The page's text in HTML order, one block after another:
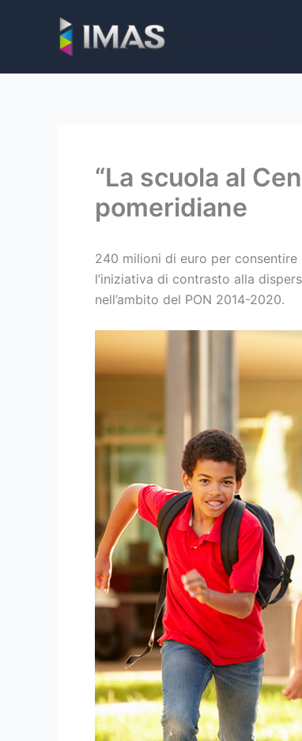
contenuto
“La scuola al
pomeridiane
240 milioni di euro per consentire
l’iniziativa di contrasto alla
nell’ambito del PON 2014-2020.